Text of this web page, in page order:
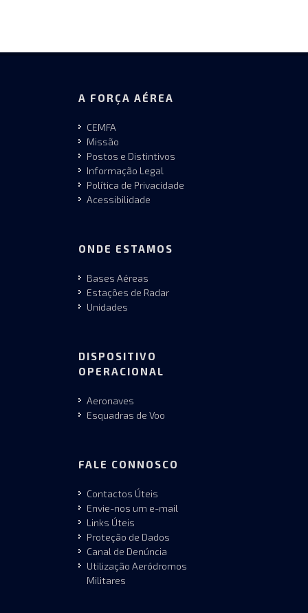
A FORÇA AÉREA
CEMFA
Missão
Postos e Distintivos
Informação Legal
Política de Privacidade
Acessibilidade
ONDE ESTAMOS
Bases Aéreas
Estações de Radar
Unidades
DISPOSITIVO
OPERACIONAL
Aeronaves
Esquadras de Voo
FALE CONNOSCO
Contactos Úteis
Envie-nos um e-mail
Links Úteis
Proteção de Dados
Canal de Denúncia
Utilização Aeródromos
Militares